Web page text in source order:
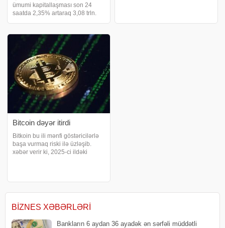
ümumi kapitallaşması son 24
saatda 2,35% artaraq 3,08 trln.
platformasına istinadən xəbər
verir. Məlumata görə, bazarın
ümum
təşkil edib. "Eterium"u
Bitcoin dəyər itirdi
Bitkoin bu ili mənfi göstəricilərlə
başa vurmaq riski ilə üzləşib.
xəbər verir ki, 2025-ci ildəki
texnoloji səhmləri, həm də AB
BIZNES XƏBƏRLƏRI
Bankların 6 aydan 36 ayadək ən sərfəli müddətli